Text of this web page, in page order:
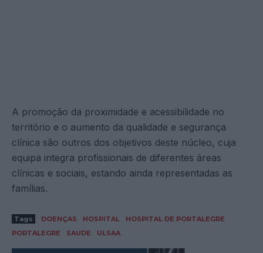
A promoção da proximidade e acessibilidade no
território e o aumento da qualidade e segurança
clínica são outros dos objetivos deste núcleo, cuja
equipa integra profissionais de diferentes áreas
clínicas e sociais, estando ainda representadas as
famílias.
Tags DOENÇAS HOSPITAL
HOSPITAL DE PORTALEGRE
PORTALEGRE
SAUDE ULSAA